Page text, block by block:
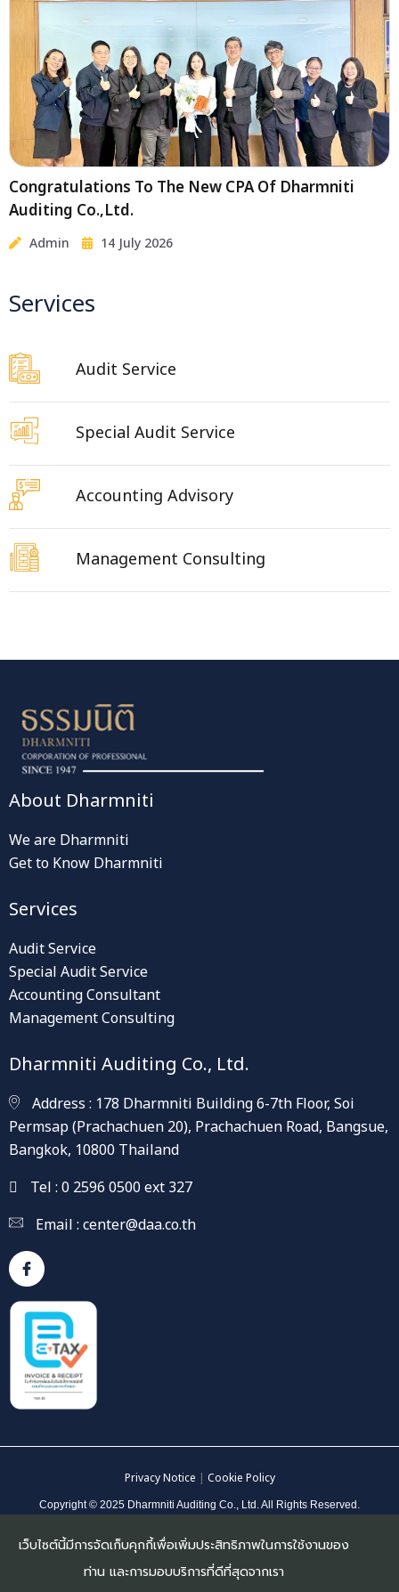
Congratulations To The New CPA Of Dharmniti
Auditing Co.,Ltd.
Admin 14 July 2026
Services
Audit Service
Special Audit Service
Accounting Advisory
Management Consulting
About Dharmniti
We are Dharmniti
Get to Know Dharmniti
Services
Audit Service
Special Audit Service
Accounting Consultant
Management Consulting
Dharmniti Auditing Co., Ltd.
Address : 178 Dharmniti Building 6-7th Floor, Soi
Permsap (Prachachuen 20), Prachachuen Road, Bangsue,
Bangkok, 10800 Thailand
Tel : 0 2596 0500 ext 327
Email : center@daa.co.th
Privacy Notice | Cookie Policy
Copyright © 2025 Dharmniti Auditing Co., Ltd. All Rights Reserved.
เว็บไซต์นี้มีการจัดเก็บคุกกี้เพื่อเพิ่มประสิทธิภาพในการใช้งานของ
ท่าน และการมอบบริการที่ดีที่สุดจากเรา